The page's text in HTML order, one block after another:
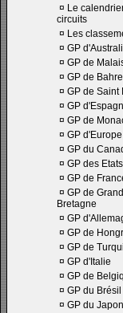
¤ Le
circuits
¤ Les
¤ GP
¤ GP de
¤ GP de
¤ GP de Saint
¤ GP
¤ GP de
¤ GP d'Europe
¤ GP du
¤ GP des
¤ GP de
¤ GP de
Bretagne
¤ GP
¤ GP de
¤ GP de
¤ GP d'Italie
¤ GP de
¤ GP du Brésil
¤ GP du Japon